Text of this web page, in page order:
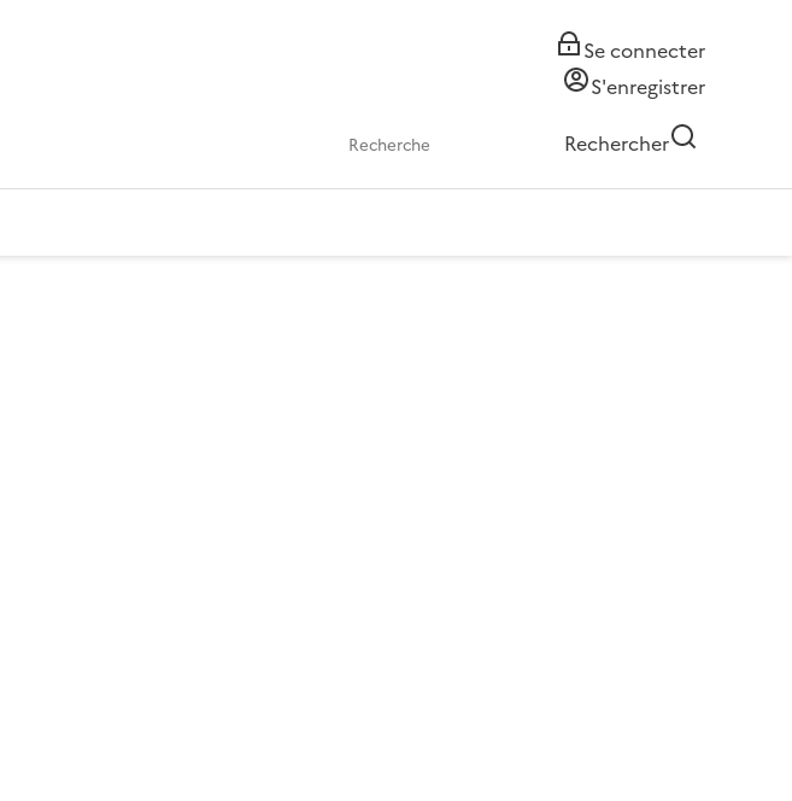
Se connecter
S'enregistrer
Rechercher